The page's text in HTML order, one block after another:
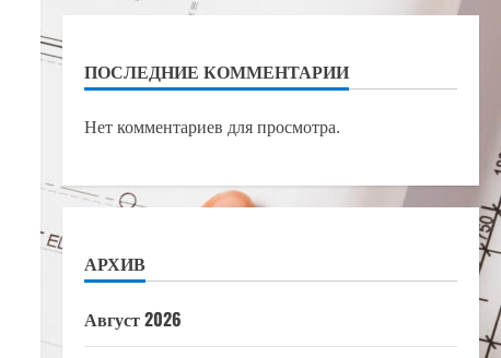
ПОСЛЕДНИЕ КОММЕНТАРИИ
Нет комментариев для просмотра.
АРХИВ
Август 2026